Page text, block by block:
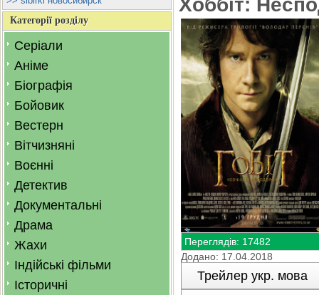
Категорії розділу
Серіали
Аніме
Біографія
Бойовик
Вестерн
Вітчизняні
Воєнні
Детектив
Документальні
Драма
Жахи
Індійські фільми
Історичні
Хоббіт:
Переглядів: 17482
Додано: 17.04.2018
Трейлер укр. мова